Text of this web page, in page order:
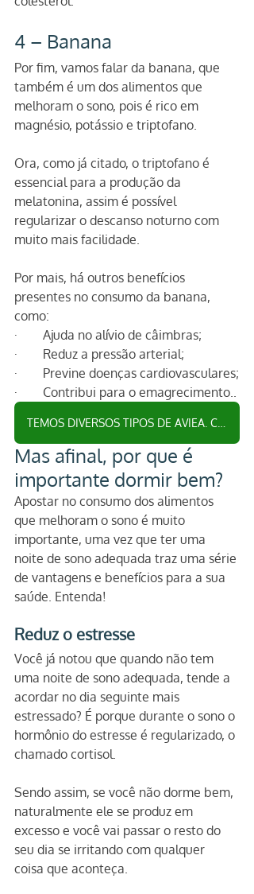
4 – Banana
Por fim, vamos falar da banana, que
também é um dos alimentos que
melhoram o sono, pois é rico em
magnésio, potássio e triptofano.
Ora, como já citado, o triptofano é
essencial para a produção da
melatonina, assim é possível
regularizar o descanso noturno com
muito mais facilidade.
Por mais, há outros benefícios
presentes no consumo da banana,
como:
·        Ajuda no alívio de câimbras;
·        Reduz a pressão arterial;
·        Previne doenças cardiovasculares;
·        Contribui para o emagrecimento..
Mas afinal, por que é
importante dormir bem?
Apostar no consumo dos alimentos
que melhoram o sono é muito
importante, uma vez que ter uma
noite de sono adequada traz uma série
de vantagens e benefícios para a sua
saúde. Entenda!
Reduz o estresse
Você já notou que quando não tem
uma noite de sono adequada, tende a
acordar no dia seguinte mais
estressado? É porque durante o sono o
hormônio do estresse é regularizado, o
chamado cortisol.
Sendo assim, se você não dorme bem,
naturalmente ele se produz em
excesso e você vai passar o resto do
seu dia se irritando com qualquer
coisa que aconteça.